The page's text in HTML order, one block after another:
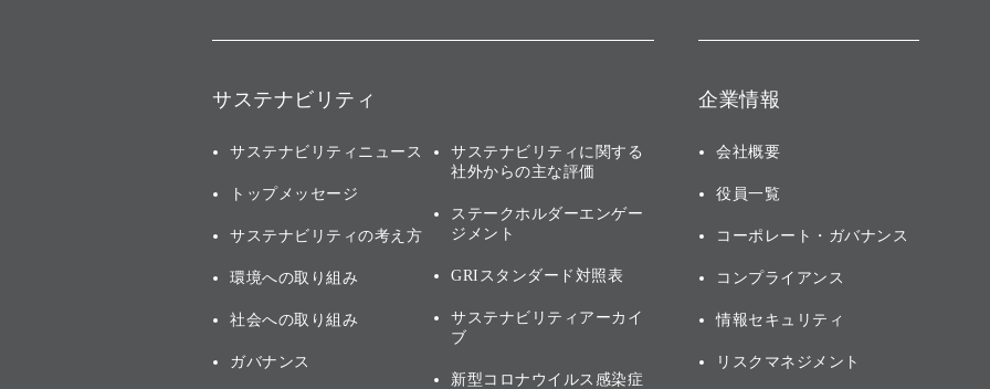
サステナビリティ
サステナビリティニュース
トップメッセージ
サステナビリティの考え方
環境への取り組み
社会への取り組み
ガバナンス
サステナビリティに関する
社外からの主な評価
ステークホルダーエンゲー
ジメント
GRIスタンダード対照表
サステナビリティアーカイ
ブ
新型コロナウイルス感染症
企業情報
会社概要
役員一覧
コーポレート・ガバナンス
コンプライアンス
情報セキュリティ
リスクマネジメント